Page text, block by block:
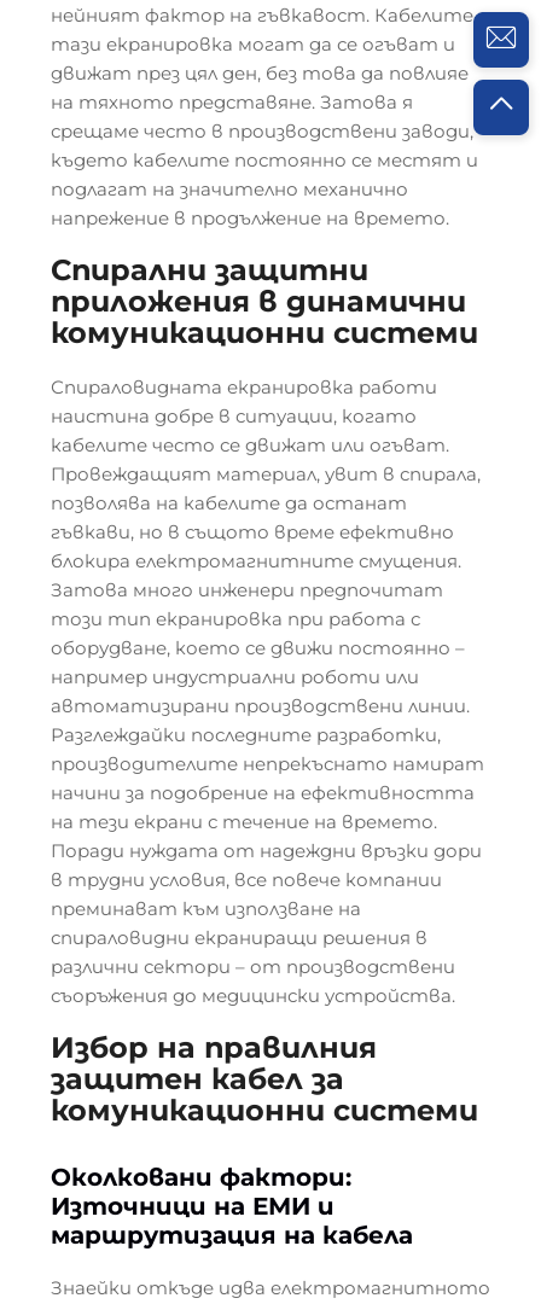
нейният фактор на гъвкавост. Кабелите с
тази екранировка могат да се огъват и
движат през цял ден, без това да повлияе
на тяхното представяне. Затова я
срещаме често в производствени заводи,
където кабелите постоянно се местят и
подлагат на значително механично
напрежение в продължение на времето.
Спирални защитни
приложения в динамични
комуникационни системи
Спираловидната екранировка работи
наистина добре в ситуации, когато
кабелите често се движат или огъват.
Провеждащият материал, увит в спирала,
позволява на кабелите да останат
гъвкави, но в същото време ефективно
блокира електромагнитните смущения.
Затова много инженери предпочитат
този тип екранировка при работа с
оборудване, което се движи постоянно –
например индустриални роботи или
автоматизирани производствени линии.
Разглеждайки последните разработки,
производителите непрекъснато намират
начини за подобрение на ефективността
на тези екрани с течение на времето.
Поради нуждата от надеждни връзки дори
в трудни условия, все повече компании
преминават към използване на
спираловидни екраниращи решения в
различни сектори – от производствени
съоръжения до медицински устройства.
Избор на правилния
защитен кабел за
комуникационни системи
Околковани фактори:
Източници на ЕМИ и
маршрутизация на кабела
Знаейки откъде идва електромагнитното